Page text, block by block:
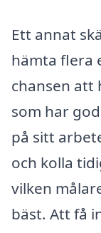
Ett annat
hämta flera
chansen att
som har
på sitt
och kolla
vilken
bäst. Att få